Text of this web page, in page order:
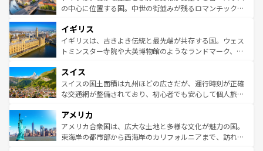
ンテンツ一覧を参照してほしい。
から魅了する。また、フランスは美食の国としても知ら
いる。シャンパンの発祥地であるランス、プロヴァンスの
香り高いラベンダー畑など、多彩な楽しみ方が可能だ。さ
らに、パリ以外の地域にも魅力が溢れており、どの街角に
れる地方に足を運ぶとそれぞれで全く異なる文化を体験で
きるだろう。 なお、新着のフランス情報はコンテンツ一覧
を参照してほしい。
の中心に位置する国。中世の街並みが残るロマンチック街
顔を持つこの国は、どこを歩いても飽きることがない。ベ
ルリンの文化的活気、バイエルン州のアルプスの絶景、そ
してライン川沿いのワイン畑といった風景は必見。ビール
は、お酒好きな人にはぜひ体験してほしい。 なお、新着の
ドイツ情報はコンテンツ一覧を参照してほしい。
イギリス
イギリスは、古きよき伝統と最先端が共存する国。ウェス
トミンスター寺院や大英博物館のようなランドマーク、歴
リアごとに異なる魅力がある。また、優雅なアフタヌーン
ティー、ビール好きにはたまらない英国パブ、サッカー観
戦など、本場だからこそできる体験も豊富。イギリスを旅
ンツ一覧を参照してほしい。
スイス
スイスの国土面積は九州ほどの広さだが、運行時刻が正確
な交通網が整備されており、初心者でも安心して個人旅行
の建物がそのまま残る町や、スイスならではのユニークな
博物館もあり、アルプス観光だけでなく町歩きも満喫する
ことができる。国民の所得が高いため物価も高いが、旅行
アメリカ
アメリカ合衆国は、広大な土地と多様な文化が魅力の国。
東海岸の都市部から西海岸のカリフォルニアまで、訪れる